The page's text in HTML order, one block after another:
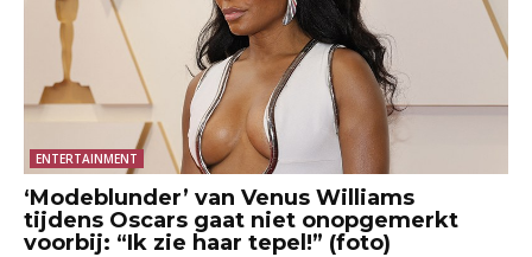
ENTERTAINMENT
‘Modeblunder’ van Venus Williams
tijdens Oscars gaat niet onopgemerkt
voorbij: “Ik zie haar tepel!” (foto)